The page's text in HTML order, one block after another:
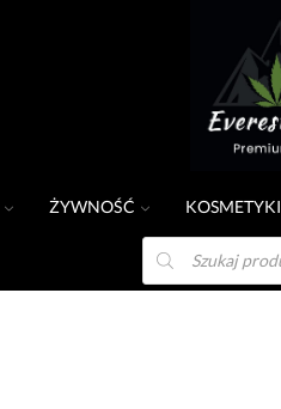
ŻYWNOŚĆ KOSMETYKI